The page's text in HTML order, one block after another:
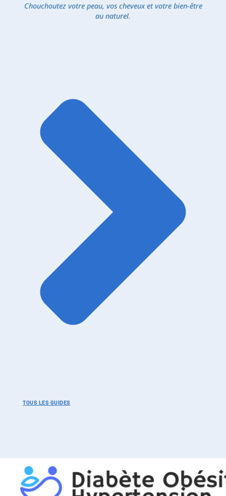
Chouchoutez votre peau, vos cheveux et votre bien-être
au naturel.
TOUS LES GUIDES